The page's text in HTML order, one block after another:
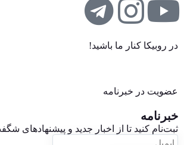
در روبیکا کنار ما باشید!
عضویت در خبرنامه
خبر‌نامه
ثبت‌نام کنید تا از اخبار جدید و پیشنهاد‌های